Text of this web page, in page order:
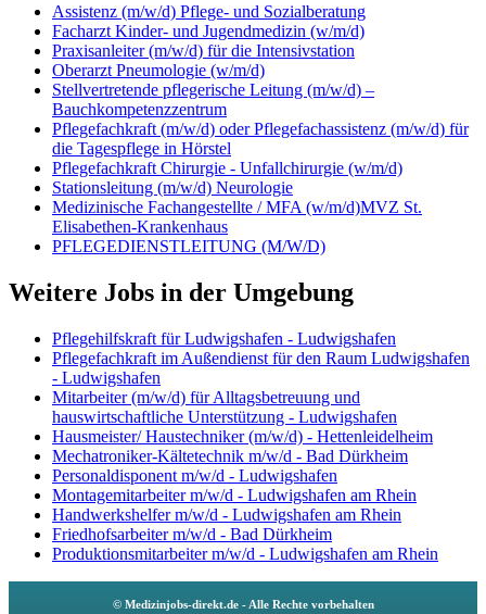
Assistenz (m/w/d) Pflege- und Sozialberatung
Facharzt Kinder- und Jugendmedizin (w/m/d)
Praxisanleiter (m/w/d) für die Intensivstation
Oberarzt Pneumologie (w/m/d)
Stellvertretende pflegerische Leitung (m/w/d) –
Bauchkompetenzzentrum
Pflegefachkraft (m/w/d) oder Pflegefachassistenz (m/w/d) für
die Tagespflege in Hörstel
Pflegefachkraft Chirurgie - Unfallchirurgie (w/m/d)
Stationsleitung (m/w/d) Neurologie
Medizinische Fachangestellte / MFA (w/m/d)MVZ St.
Elisabethen-Krankenhaus
PFLEGEDIENSTLEITUNG (M/W/D)
Weitere Jobs in der Umgebung
Pflegehilfskraft für Ludwigshafen - Ludwigshafen
Pflegefachkraft im Außendienst für den Raum Ludwigshafen
- Ludwigshafen
Mitarbeiter (m/w/d) für Alltagsbetreuung und
hauswirtschaftliche Unterstützung - Ludwigshafen
Hausmeister/ Haustechniker (m/w/d) - Hettenleidelheim
Mechatroniker-Kältetechnik m/w/d - Bad Dürkheim
Personaldisponent m/w/d - Ludwigshafen
Montagemitarbeiter m/w/d - Ludwigshafen am Rhein
Handwerkshelfer m/w/d - Ludwigshafen am Rhein
Friedhofsarbeiter m/w/d - Bad Dürkheim
Produktionsmitarbeiter m/w/d - Ludwigshafen am Rhein
© Medizinjobs-direkt.de - Alle Rechte vorbehalten